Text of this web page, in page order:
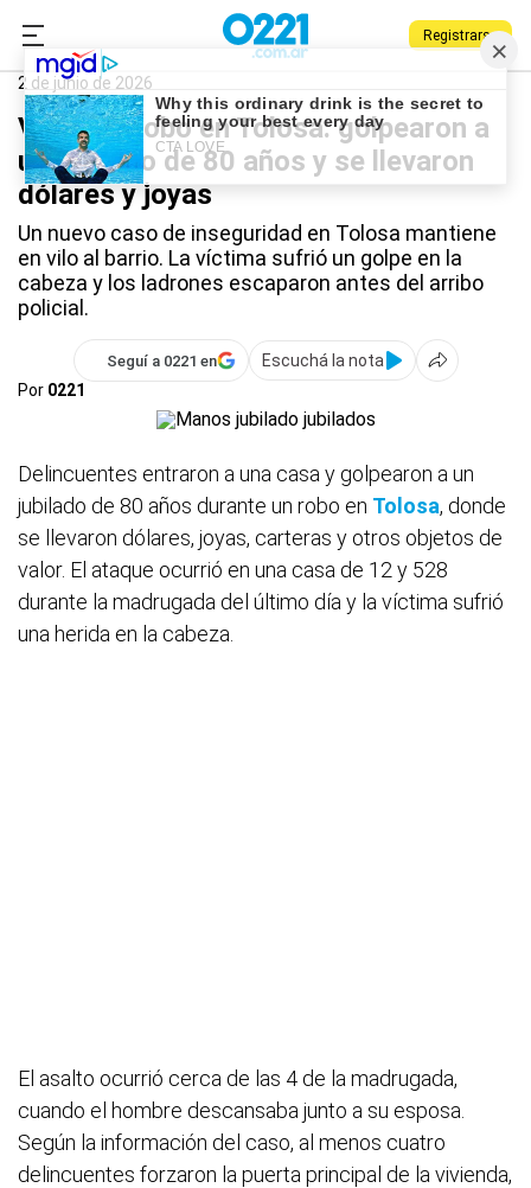
Registrarse
0221.com.ar
Tolosa
2 de junio de 2026
Violento robo en Tolosa: golpearon a
un jubilado de 80 años y se llevaron
dólares y joyas
Un nuevo caso de inseguridad en Tolosa mantiene
en vilo al barrio. La víctima sufrió un golpe en la
cabeza y los ladrones escaparon antes del arribo
policial.
Seguí a 0221 en
Escuchá la nota
Por 0221
Delincuentes entraron a una casa y golpearon a un
jubilado de 80 años durante un robo en Tolosa, donde
se llevaron dólares, joyas, carteras y otros objetos de
valor. El ataque ocurrió en una casa de 12 y 528
durante la madrugada del último día y la víctima sufrió
una herida en la cabeza.
El asalto ocurrió cerca de las 4 de la madrugada,
cuando el hombre descansaba junto a su esposa.
Según la información del caso, al menos cuatro
delincuentes forzaron la puerta principal de la vivienda,